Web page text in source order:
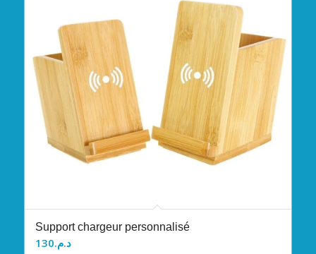
Support chargeur personnalisé
د.م.130